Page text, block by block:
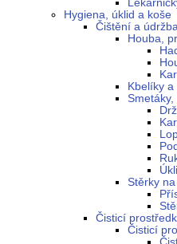
Hygiena, úklid a koše
Čištění a údržba
Houba,
Kbelíky
Stěrky
Čisticí
Čisticí